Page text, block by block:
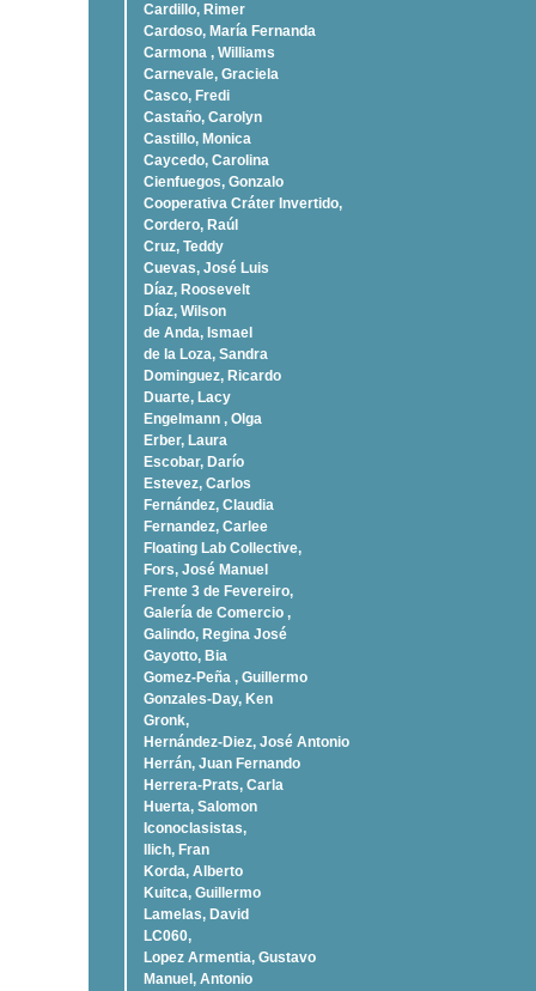
Cardillo, Rimer
Cardoso, Marí­a Fernanda
Carmona , Williams
Carnevale, Graciela
Casco, Fredi
Castaño, Carolyn
Castillo, Monica
Caycedo, Carolina
Cienfuegos, Gonzalo
Cooperativa Cráter Invertido,
Cordero, Raúl
Cruz, Teddy
Cuevas, José Luis
Díaz, Roosevelt
Dí­az, Wilson
de Anda, Ismael
de la Loza, Sandra
Dominguez, Ricardo
Duarte, Lacy
Engelmann , Olga
Erber, Laura
Escobar, Darío
Estevez, Carlos
Fernández, Claudia
Fernandez, Carlee
Floating Lab Collective,
Fors, José Manuel
Frente 3 de Fevereiro,
Galería de Comercio ,
Galindo, Regina José
Gayotto, Bia
Gomez-Peña , Guillermo
Gonzales-Day, Ken
Gronk,
Hernández-Diez, José Antonio
Herrán, Juan Fernando
Herrera-Prats, Carla
Huerta, Salomon
Iconoclasistas,
Ilich, Fran
Korda, Alberto
Kuitca, Guillermo
Lamelas, David
LC060,
Lopez Armentia, Gustavo
Manuel, Antonio